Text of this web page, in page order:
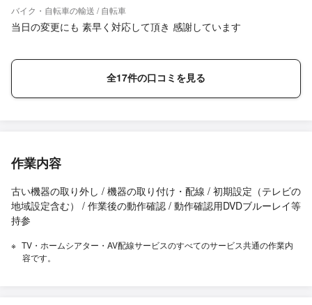
バイク・自転車の輸送 / 自転車
当日の変更にも 素早く対応して頂き 感謝しています
全17件の口コミを見る
作業内容
古い機器の取り外し / 機器の取り付け・配線 / 初期設定（テレビの
地域設定含む） / 作業後の動作確認 / 動作確認用DVDブルーレイ等
持参
TV・ホームシアター・AV配線サービスのすべてのサービス共通の作業内
容です。